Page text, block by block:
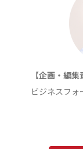
【企画・編集
ビジネスフ